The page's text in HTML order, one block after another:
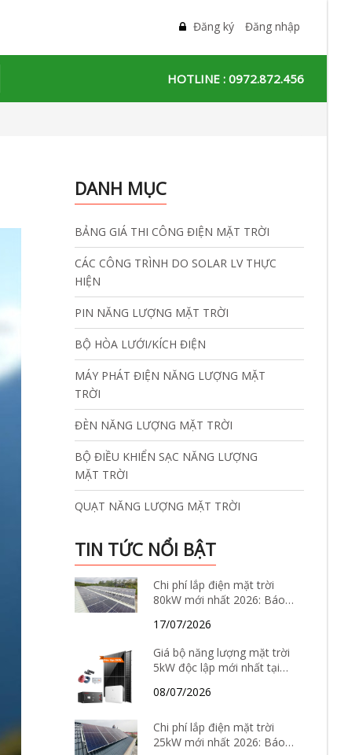
Đăng ký Đăng nhập
HOTLINE :0972.872.456
DANH MỤC
BẢNG GIÁ THI CÔNG ĐIỆN MẶT TRỜI
CÁC CÔNG TRÌNH DO SOLAR LV THỰC
HIỆN
PIN NĂNG LƯỢNG MẶT TRỜI
BỘ HÒA LƯỚI/KÍCH ĐIỆN
MÁY PHÁT ĐIỆN NĂNG LƯỢNG MẶT
TRỜI
ĐÈN NĂNG LƯỢNG MẶT TRỜI
BỘ ĐIỀU KHIỂN SẠC NĂNG LƯỢNG
MẶT TRỜI
QUẠT NĂNG LƯỢNG MẶT TRỜI
TIN TỨC NỔI BẬT
Chi phí lắp điện mặt trời
80kW mới nhất 2026: Báo
giải pháp tiết kiệm điện hiệu
quả
17/07/2026
Giá bộ năng lượng mặt trời
5kW độc lập mới nhất tại
chi tiết, cấu hình và tư vấn
08/07/2026
Chi phí lắp điện mặt trời
25kW mới nhất 2026: Báo